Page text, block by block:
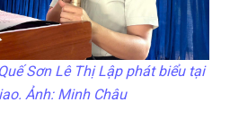
Sơn Lê Thị Lập phát biểu tại
Ảnh: Minh Châu